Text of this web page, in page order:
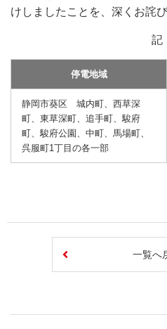
けしましたことを、深くお詫
記
停電地域
静岡市葵区 城内町、西草深
町、東草深町、追手町、駿府
町、駿府公園、中町、馬場町、
呉服町1丁目の各一部
一覧へ